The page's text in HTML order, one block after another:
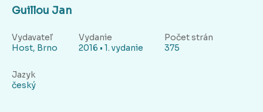
Guillou Jan
Vydavateľ
Host, Brno
Vydanie
2016 • 1. vydanie
Počet strán
375
Jazyk
český